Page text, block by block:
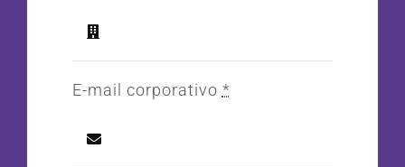
E-mail corporativo *